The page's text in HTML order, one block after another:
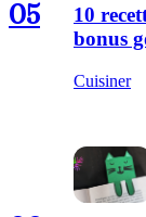
05
10
bonus
Cuisiner